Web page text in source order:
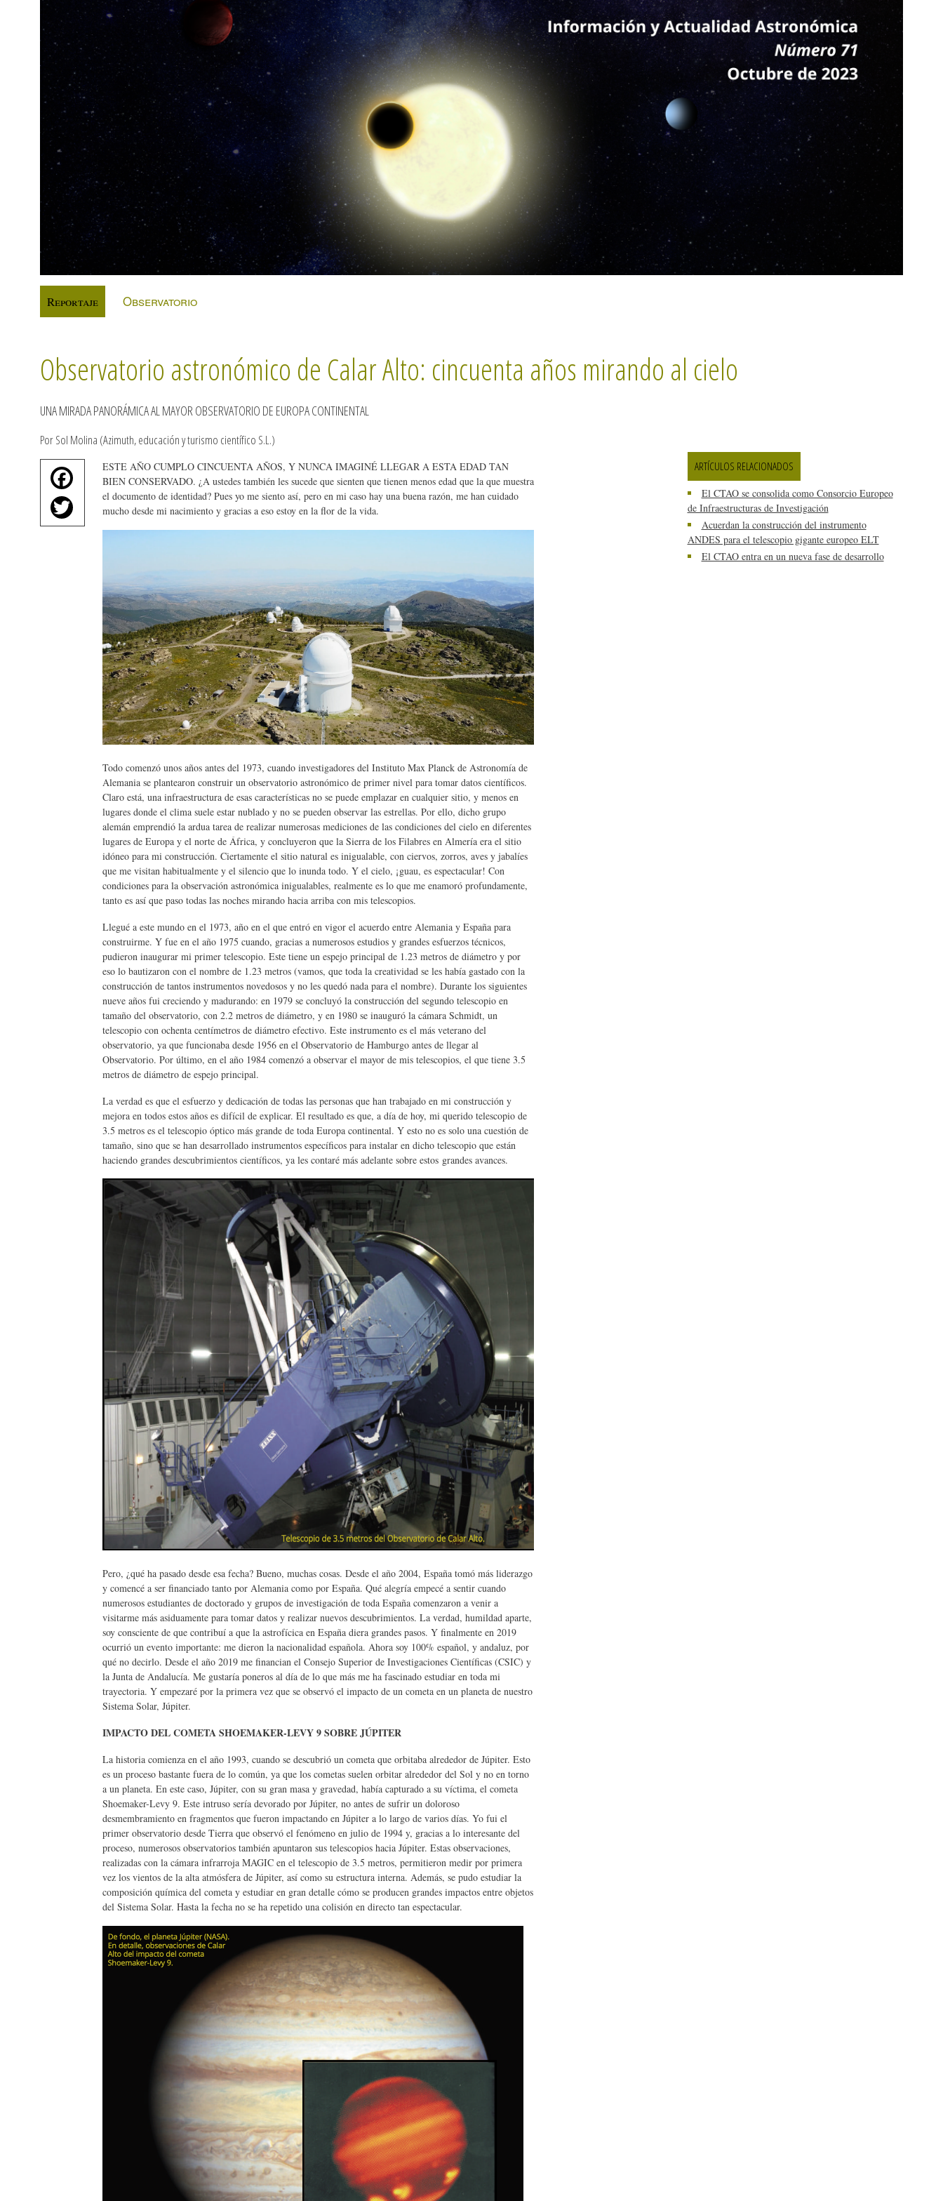
Reportaje Observatorio
Observatorio astronómico de Calar Alto: cincuenta años mirando al cielo
UNA MIRADA PANORÁMICA AL MAYOR OBSERVATORIO DE EUROPA CONTINENTAL
Por Sol Molina (Azimuth, educación y turismo científico S.L.)
bo
wi
ESTE AÑO CUMPLO CINCUENTA AÑOS, Y NUNCA IMAGINÉ LLEGAR A ESTA EDAD TAN
BIEN CONSERVADO. ¿A ustedes también les sucede que sienten que tienen menos edad que la que muestra
el documento de identidad? Pues yo me siento así, pero en mi caso hay una buena razón, me han cuidado
mucho desde mi nacimiento y gracias a eso estoy en la flor de la vida.
Todo comenzó unos años antes del 1973, cuando investigadores del Instituto Max Planck de Astronomía de
Alemania se plantearon construir un observatorio astronómico de primer nivel para tomar datos científicos.
Claro está, una infraestructura de esas características no se puede emplazar en cualquier sitio, y menos en
lugares donde el clima suele estar nublado y no se pueden observar las estrellas. Por ello, dicho grupo
alemán emprendió la ardua tarea de realizar numerosas mediciones de las condiciones del cielo en diferentes
lugares de Europa y el norte de África, y concluyeron que la Sierra de los Filabres en Almería era el sitio
idóneo para mi construcción. Ciertamente el sitio natural es inigualable, con ciervos, zorros, aves y jabalíes
que me visitan habitualmente y el silencio que lo inunda todo. Y el cielo, ¡guau, es espectacular! Con
condiciones para la observación astronómica inigualables, realmente es lo que me enamoró profundamente,
tanto es así que paso todas las noches mirando hacia arriba con mis telescopios.
Llegué a este mundo en el 1973, año en el que entró en vigor el acuerdo entre Alemania y España para
construirme. Y fue en el año 1975 cuando, gracias a numerosos estudios y grandes esfuerzos técnicos,
pudieron inaugurar mi primer telescopio. Este tiene un espejo principal de 1.23 metros de diámetro y por
eso lo bautizaron con el nombre de 1.23 metros (vamos, que toda la creatividad se les había gastado con la
construcción de tantos instrumentos novedosos y no les quedó nada para el nombre). Durante los siguientes
nueve años fui creciendo y madurando: en 1979 se concluyó la construcción del segundo telescopio en
tamaño del observatorio, con 2.2 metros de diámetro, y en 1980 se inauguró la cámara Schmidt, un
telescopio con ochenta centímetros de diámetro efectivo. Este instrumento es el más veterano del
observatorio, ya que funcionaba desde 1956 en el Observatorio de Hamburgo antes de llegar al
Observatorio. Por último, en el año 1984 comenzó a observar el mayor de mis telescopios, el que tiene 3.5
metros de diámetro de espejo principal.
La verdad es que el esfuerzo y dedicación de todas las personas que han trabajado en mi construcción y
mejora en todos estos años es difícil de explicar. El resultado es que, a día de hoy, mi querido telescopio de
3.5 metros es el telescopio óptico más grande de toda Europa continental. Y esto no es solo una cuestión de
tamaño, sino que se han desarrollado instrumentos específicos para instalar en dicho telescopio que están
haciendo grandes descubrimientos científicos, ya les contaré más adelante sobre estos grandes avances.
Pero, ¿qué ha pasado desde esa fecha? Bueno, muchas cosas. Desde el año 2004, España tomó más liderazgo
y comencé a ser financiado tanto por Alemania como por España. Qué alegría empecé a sentir cuando
numerosos estudiantes de doctorado y grupos de investigación de toda España comenzaron a venir a
visitarme más asiduamente para tomar datos y realizar nuevos descubrimientos. La verdad, humildad aparte,
soy consciente de que contribuí a que la astrofícica en España diera grandes pasos. Y finalmente en 2019
ocurrió un evento importante: me dieron la nacionalidad española. Ahora soy 100% español, y andaluz, por
qué no decirlo. Desde el año 2019 me financian el Consejo Superior de Investigaciones Científicas (CSIC) y
la Junta de Andalucía. Me gustaría poneros al día de lo que más me ha fascinado estudiar en toda mi
trayectoria. Y empezaré por la primera vez que se observó el impacto de un cometa en un planeta de nuestro
Sistema Solar, Júpiter.
IMPACTO DEL COMETA SHOEMAKER-LEVY 9 SOBRE JÚPITER
La historia comienza en el año 1993, cuando se descubrió un cometa que orbitaba alrededor de Júpiter. Esto
es un proceso bastante fuera de lo común, ya que los cometas suelen orbitar alrededor del Sol y no en torno
a un planeta. En este caso, Júpiter, con su gran masa y gravedad, había capturado a su víctima, el cometa
Shoemaker-Levy 9. Este intruso sería devorado por Júpiter, no antes de sufrir un doloroso
desmembramiento en fragmentos que fueron impactando en Júpiter a lo largo de varios días. Yo fui el
primer observatorio desde Tierra que observó el fenómeno en julio de 1994 y, gracias a lo interesante del
proceso, numerosos observatorios también apuntaron sus telescopios hacia Júpiter. Estas observaciones,
realizadas con la cámara infrarroja MAGIC en el telescopio de 3.5 metros, permitieron medir por primera
vez los vientos de la alta atmósfera de Júpiter, así como su estructura interna. Además, se pudo estudiar la
composición química del cometa y estudiar en gran detalle cómo se producen grandes impactos entre objetos
del Sistema Solar. Hasta la fecha no se ha repetido una colisión en directo tan espectacular.
ARTÍCULOS RELACIONADOS
El CTAO se consolida como Consorcio Europeo
de Infraestructuras de Investigación
Acuerdan la construcción del instrumento
ANDES para el telescopio gigante europeo ELT
El CTAO entra en un nueva fase de desarrollo